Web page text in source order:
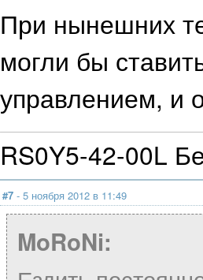
При нынешних
могли бы
управлением, и
RS0Y5-42-00L
#7 - 5 ноября 2012 в 11:49
MoRoNi: